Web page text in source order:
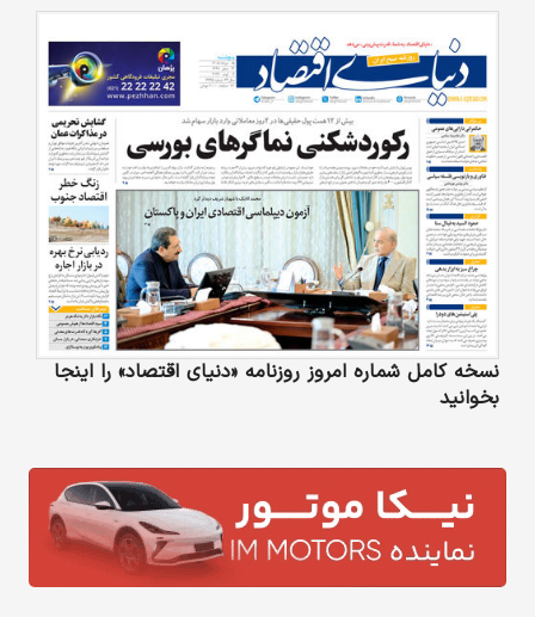
نسخه کامل شماره امروز روزنامه «دنیای‌ اقتصاد» را اینجا
بخوانید